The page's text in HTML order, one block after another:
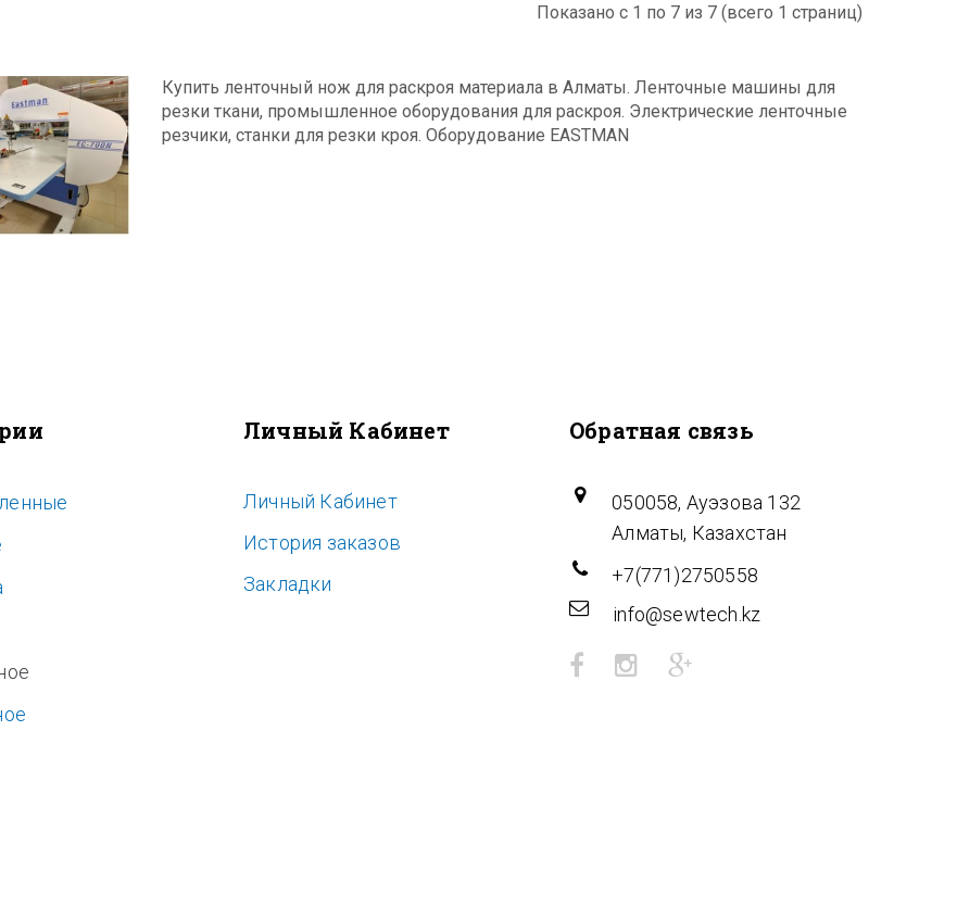
Показано с 1 по 7 из 7 (всего 1 страниц)
Купить ленточный нож для раскроя материала в Алматы. Ленточные машины для
резки ткани, промышленное оборудования для раскроя. Электрические ленточные
резчики, станки для резки кроя. Оборудование EASTMAN
Личный Кабинет
Личный Кабинет
История заказов
Закладки
Обратная связь
050058, Ауэзова 132
Алматы, Казахстан
+7(771)2750558
info@sewtech.kz